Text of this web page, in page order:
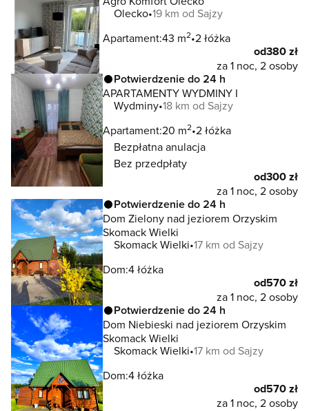
Olecko 19 km od Sajzy
Apartament:43 m2 2 łóżka
od380 zł
za 1 noc, 2 osoby
Potwierdzenie do 24 h
APARTAMENTY WYDMINY I
Wydminy 18 km od Sajzy
Apartament:20 m2 2 łóżka
Bezpłatna anulacja
Bez przedpłaty
od300 zł
za 1 noc, 2 osoby
Potwierdzenie do 24 h
Dom Zielony nad jeziorem Orzyskim
Skomack Wielki
Skomack Wielki 17 km od Sajzy
Dom:4 łóżka
od570 zł
za 1 noc, 2 osoby
Potwierdzenie do 24 h
Dom Niebieski nad jeziorem Orzyskim
Skomack Wielki
Skomack Wielki 17 km od Sajzy
Dom:4 łóżka
od570 zł
za 1 noc, 2 osoby